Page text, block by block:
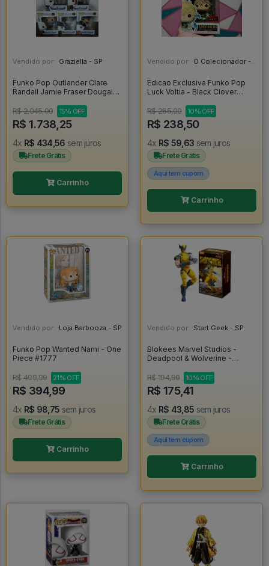
Vendido por: Graziella - SP
Funko Pop Outlander Clare
Randall Jamie Fraser Dougal
R$ 2.045,00 15% OFF
R$ 1.738,25
4x R$ 434,56 sem juros
Frete Grátis
Carrinho
Vendido por: O Colecionador - SP
Edicao Exclusiva Funko Pop
Luck Voltia - Black Clover
R$ 265,00
10% OFF
R$ 238,50
4x R$ 59,63 sem juros
Frete Grátis
Aqui tem cupom
Carrinho
Vendido por: Loja Barbooza - SP
Funko Pop Wanted Nami - One
Piece #1777
R$ 499,99 21% OFF
R$ 394,99
4x R$ 98,75 sem juros
Frete Grátis
Carrinho
Vendido por: Start Geek - SP
Blokees Marvel Studios -
Deadpool & Wolverine -
R$ 194,90
10% OFF
R$ 175,41
4x R$ 43,85 sem juros
Frete Grátis
Aqui tem cupom
Carrinho